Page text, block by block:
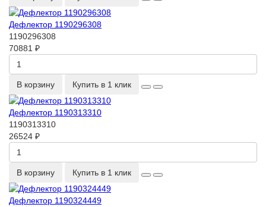
Дефлектор 1190296308
1190296308
70881 ₽
В корзину Купить в 1 клик
Дефлектор 1190313310
1190313310
26524 ₽
В корзину Купить в 1 клик
Дефлектор 1190324449